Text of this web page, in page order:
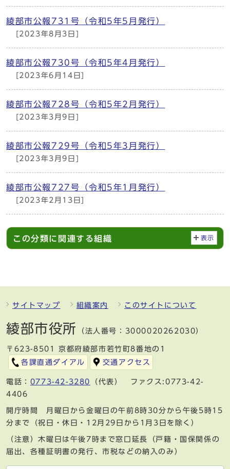
綾部市公報731号（令和5年5月発行）
[2023年8月3日]
綾部市公報730号（令和5年4月発行）
[2023年6月14日]
綾部市公報728号（令和5年2月発行）
[2023年3月9日]
綾部市公報729号（令和5年3月発行）
[2023年3月9日]
綾部市公報727号（令和5年1月発行）
[2023年2月13日]
この分類に関連する組織 表示
サイトマップ 組織案内 このサイトについて
綾部市役所 （法人番号：3000020262030）
〒623-8501 京都府綾部市若竹町8番地の1
各課直通ダイアル
交通アクセス
電話： 0773-42-3280
（代表） ファクス:0773-42-
4406
開庁時間 月曜日から金曜日の午前8時30分から午後5時15
分まで（祝日・休日・12月29日から1月3日を除く）
（注意）木曜日は午後7時まで窓口延長（戸籍・国保関係の
届出、各種証明書の発行、市税などの納入のみ）